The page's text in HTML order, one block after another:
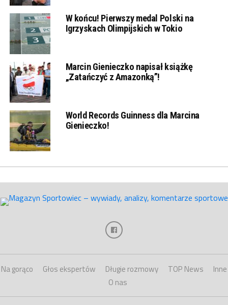
W końcu! Pierwszy medal Polski na
Igrzyskach Olimpijskich w Tokio
Marcin Gienieczko napisał książkę
„Zatańczyć z Amazonką”!
World Records Guinness dla Marcina
Gienieczko!
Na gorąco Głos ekspertów Długie rozmowy TOP News
Inne
O nas